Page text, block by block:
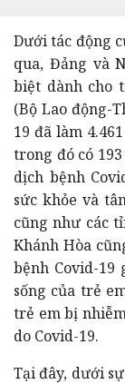
Dưới tác động
qua, Đảng và
biệt dành cho
(Bộ Lao động-
19 đã làm
trong đó có
dịch bệnh
sức khỏe và
cũng như các
Khánh Hòa
bệnh Covid-
sống của trẻ
trẻ em bị
do Covid-19.
Tại đây, dưới